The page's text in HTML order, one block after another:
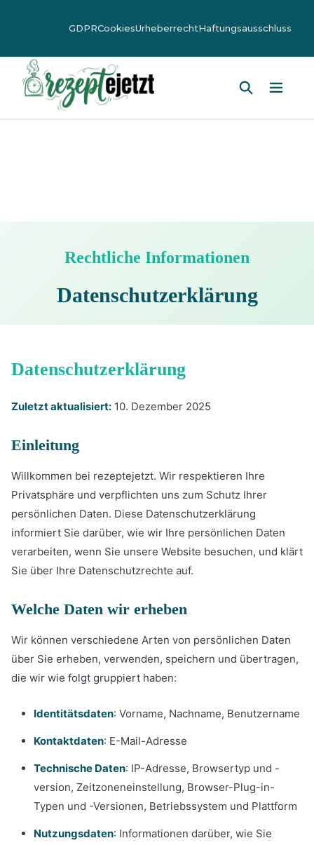
GDPRCookiesUrheberrechtHaftungsausschluss
Rechtliche Informationen
Datenschutzerklärung
Datenschutzerklärung
Zuletzt aktualisiert: 10. Dezember 2025
Einleitung
Willkommen bei rezeptejetzt. Wir respektieren Ihre
Privatsphäre und verpflichten uns zum Schutz Ihrer
persönlichen Daten. Diese Datenschutzerklärung
informiert Sie darüber, wie wir Ihre persönlichen Daten
verarbeiten, wenn Sie unsere Website besuchen, und klärt
Sie über Ihre Datenschutzrechte auf.
Welche Daten wir erheben
Wir können verschiedene Arten von persönlichen Daten
über Sie erheben, verwenden, speichern und übertragen,
die wir wie folgt gruppiert haben:
Identitätsdaten: Vorname, Nachname, Benutzername
Kontaktdaten: E-Mail-Adresse
Technische Daten: IP-Adresse, Browsertyp und -
version, Zeitzoneneinstellung, Browser-Plug-in-
Typen und -Versionen, Betriebssystem und Plattform
Nutzungsdaten: Informationen darüber, wie Sie